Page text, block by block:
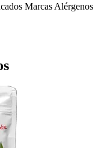
Marcas Alérgenos